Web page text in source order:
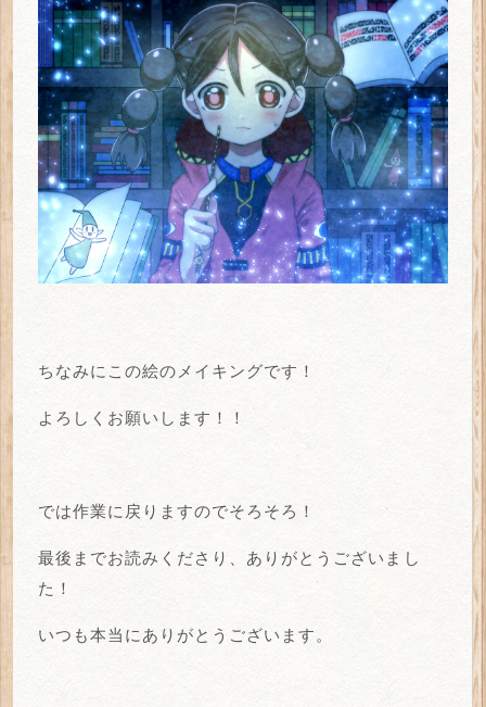
ちなみにこの絵のメイキングです！
よろしくお願いします！！
では作業に戻りますのでそろそろ！
最後までお読みくださり、ありがとうございまし
た！
いつも本当にありがとうございます。